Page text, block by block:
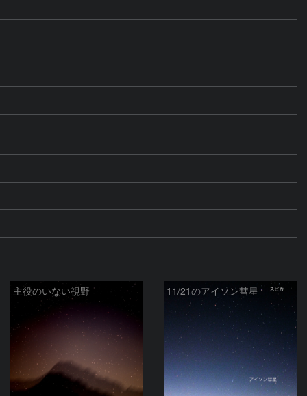
主役のいない視野 11/21のアイソン彗星